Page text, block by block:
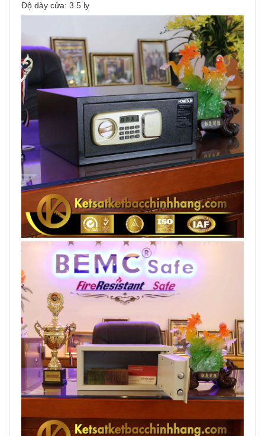
Độ dày cửa: 3.5 ly